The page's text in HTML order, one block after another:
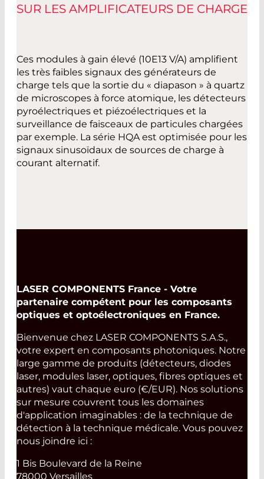
SUR LES AMPLIFICATEURS DE CHARGE
Ces modules à gain élevé (10E13 V/A) amplifient
les très faibles signaux des générateurs de
charge tels que la sortie du « diapason » à quartz
de microscopes à force atomique, les détecteurs
pyroélectriques et piézoélectriques et la
surveillance de faisceaux de particules chargées
par exemple. La série HQA est optimisée pour les
signaux sinusoïdaux de sources de charge à
courant alternatif.
LASER COMPONENTS France - Votre
partenaire compétent pour les composants
optiques et optoélectroniques en France.
Bienvenue chez LASER COMPONENTS S.A.S.,
votre expert en composants photoniques. Notre
large gamme de produits (détecteurs, diodes
laser, modules laser, optiques, fibres optiques et
autres) vaut chaque euro (€/EUR). Nos solutions
sur mesure couvrent tous les domaines
d'application imaginables : de la technique de
détection à la technique médicale. Vous pouvez
nous joindre ici :
1 Bis Boulevard de la Reine
78000 Versailles